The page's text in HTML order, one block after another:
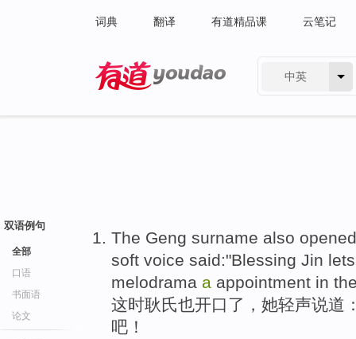
词典 翻译 有道精品课 云笔记
中英
双语例句
全部
口语
书面语
论文
The Geng surname also
soft voice said:"Blessing Jin
melodrama a appointment in
这时耿氏也开口了， 她轻声说道
吧 ！